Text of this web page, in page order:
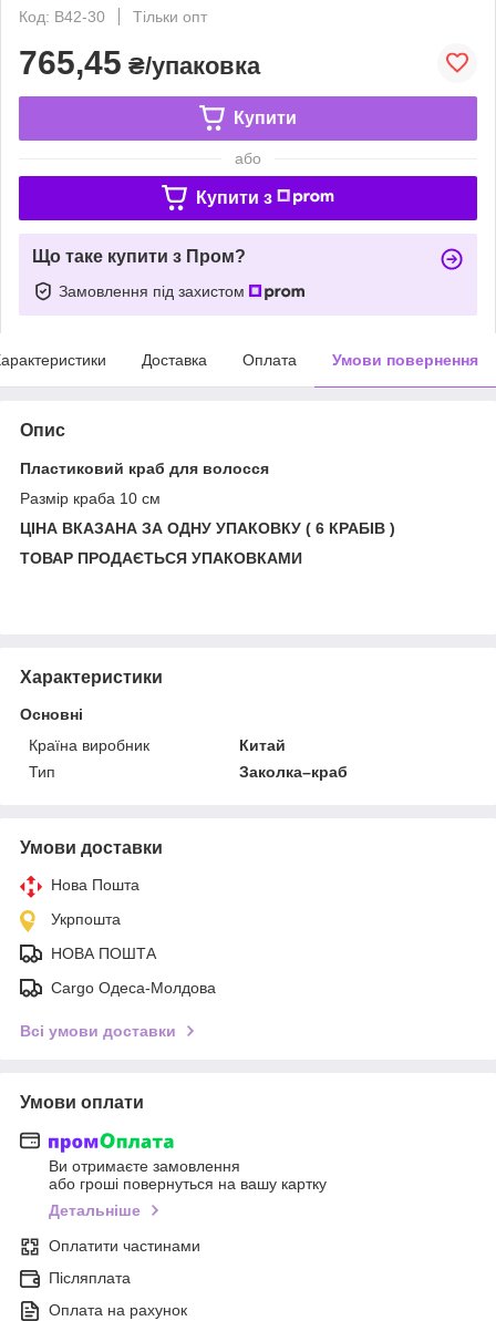
Код: В42-30
Тільки опт
765,45 ₴/упаковка
Купити
або
Купити з
Що таке купити з Пром?
Замовлення під захистом
Доставка Оплата Умови повернення
Опис
Пластиковий краб для волосся
Размір краба 10 см
ЦІНА ВКАЗАНА ЗА ОДНУ УПАКОВКУ ( 6 КРАБІВ )
ТОВАР ПРОДАЄТЬСЯ УПАКОВКАМИ
Характеристики
Основні
Країна виробник
Китай
Тип
Заколка–краб
Умови доставки
Нова Пошта
Укрпошта
НОВА ПОШТА
Cargo Одеса-Молдова
Всі умови доставки
Умови оплати
Ви отримаєте замовлення
або гроші повернуться на вашу картку
Детальніше
Оплатити частинами
Післяплата
Оплата на рахунок